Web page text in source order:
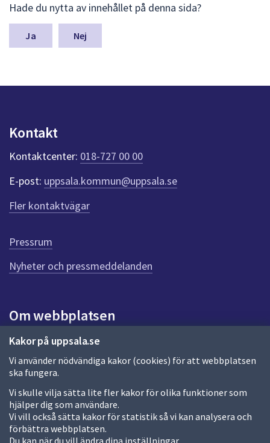
Kakor på uppsala.se
Vi använder nödvändiga kakor (cookies) för att webbplatsen
ska fungera.
Vi skulle vilja sätta lite fler kakor för olika funktioner som
hjälper dig som användare.
Vi vill också sätta kakor för statistik så vi kan analysera och
förbättra webbplatsen.
Du kan när du vill ändra dina inställningar.
ä
m
a
n
k
t
e
r
f
ö
r
e
n
n
a
d
a
Hade du nytta av innehållet på denna sida?
Nej
Kontakt
Kontaktcenter: 018-727 00 00
E-post: uppsala.kommun@uppsala.se
Fler kontaktvägar
Pressrum
Nyheter och pressmeddelanden
Om webbplatsen
Om webbplatsen
Allmänna handlingar och diarium
Behandling av personuppgifter
Kakor
Språk (other languages)